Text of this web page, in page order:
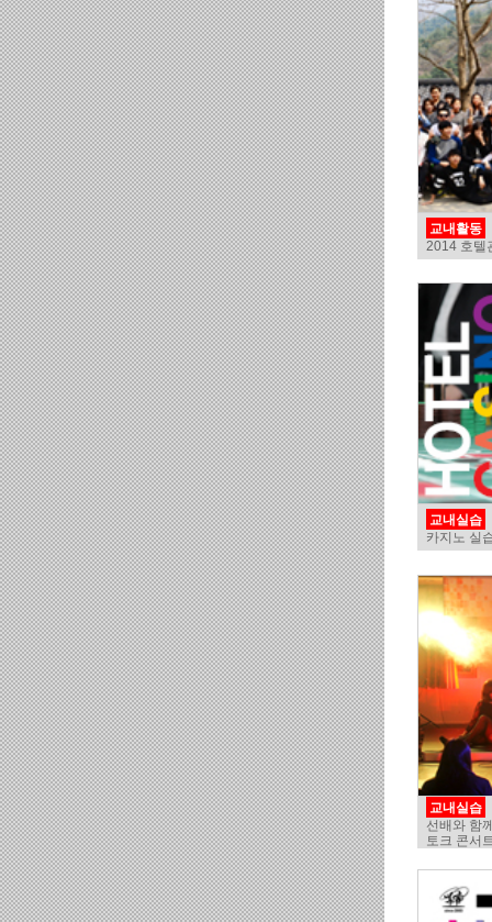
교내활동
2014 호텔
교내실습
카지노 실
교내실습
선배와 함
토크 콘서